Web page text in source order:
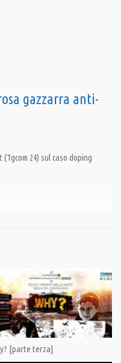
gazzarra anti-
24) sul caso doping
[parte terza]